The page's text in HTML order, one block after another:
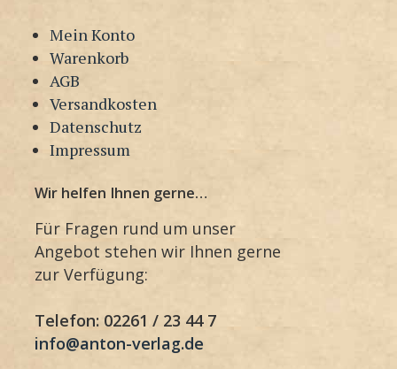
Mein Konto
Warenkorb
AGB
Versandkosten
Datenschutz
Impressum
Wir helfen Ihnen gerne…
Für Fragen rund um unser
Angebot stehen wir Ihnen gerne
zur Verfügung:
Telefon: 02261 / 23 44 7
info@anton-verlag.de